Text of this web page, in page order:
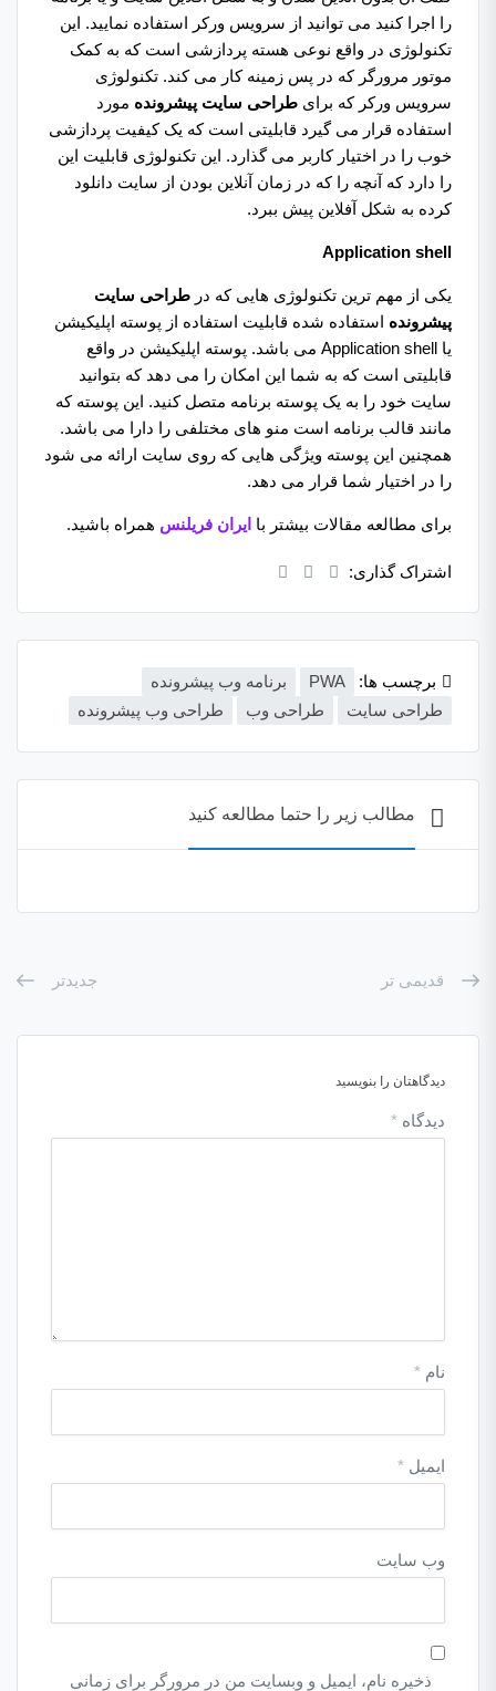
را اجرا کنید می توانید از سرویس ورکر استفاده نمایید. این
تکنولوژی در واقع نوعی هسته پردازشی است که به کمک
موتور مرورگر که در پس زمینه کار می کند. تکنولوژی
سرویس ورکر که برای طراحی سایت پیشرونده مورد
استفاده قرار می گیرد قابلیتی است که یک کیفیت پردازشی
خوب را در اختیار کاربر می گذارد. این تکنولوژی قابلیت این
را دارد که آنچه را که در زمان آنلاین بودن از سایت دانلود
کرده به شکل آفلاین پیش ببرد.
Application shell
یکی از مهم ترین تکنولوژی هایی که در طراحی سایت
پیشرونده استفاده شده قابلیت استفاده از پوسته اپلیکیشن
یا Application shell می باشد. پوسته اپلیکیشن در واقع
قابلیتی است که به شما این امکان را می دهد که بتوانید
سایت خود را به یک پوسته برنامه متصل کنید. این پوسته که
مانند قالب برنامه است منو های مختلفی را دارا می باشد.
همچنین این پوسته ویژگی هایی که روی سایت ارائه می شود
را در اختیار شما قرار می دهد.
برای مطالعه مقالات بیشتر با ایران فریلنس همراه باشید.
اشتراک گذاری:
برچسب ها: PWA
برنامه وب پیشرونده
طراحی سایت
طراحی وب طراحی وب پیشرونده
مطالب زیر را حتما مطالعه کنید
قدیمی تر جدیدتر
دیدگاهتان را بنویسید
دیدگاه *
نام *
ایمیل *
وب‌ سایت
ذخیره نام، ایمیل و وبسایت من در مرورگر برای زمانی